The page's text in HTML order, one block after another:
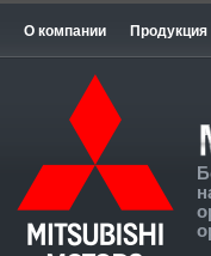
О компании Продукция